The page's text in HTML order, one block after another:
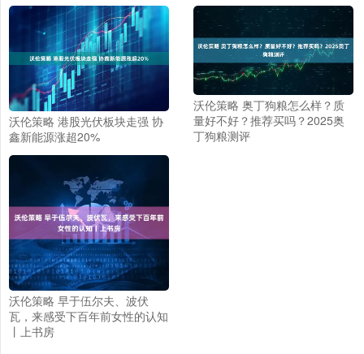
沃伦策略 港股光伏板块走强 协
鑫新能源涨超20%
沃伦策略 奥丁狗粮怎么样？质
量好不好？推荐买吗？2025奥
丁狗粮测评
沃伦策略 早于伍尔夫、波伏
瓦，来感受下百年前女性的认知
丨上书房